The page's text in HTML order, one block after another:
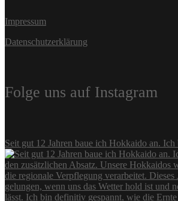
Impressum
Datenschutzerklärung
Folge uns auf Instagram
Seit gut 12 Jahren baue ich Hokkaido an. Ich